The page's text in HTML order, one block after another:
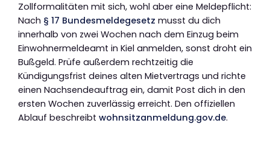
Zollformalitäten mit sich, wohl aber eine Meldepflicht:
Nach § 17 Bundesmeldegesetz musst du dich
innerhalb von zwei Wochen nach dem Einzug beim
Einwohnermeldeamt in Kiel anmelden, sonst droht ein
Bußgeld. Prüfe außerdem rechtzeitig die
Kündigungsfrist deines alten Mietvertrags und richte
einen Nachsendeauftrag ein, damit Post dich in den
ersten Wochen zuverlässig erreicht. Den offiziellen
Ablauf beschreibt wohnsitzanmeldung.gov.de.